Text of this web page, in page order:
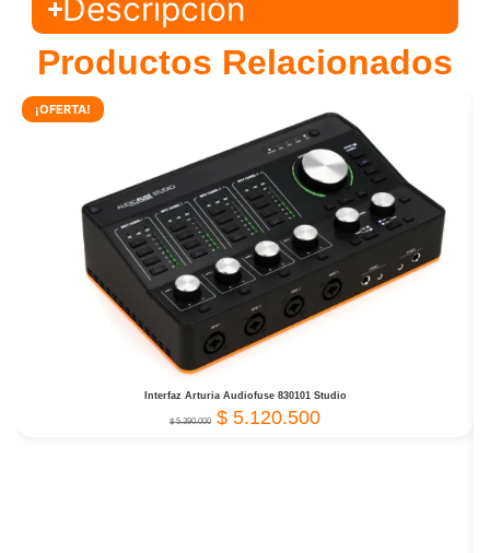
Descripción
Productos Relacionados
¡OFERTA!
Interfaz Arturia Audiofuse 830101 Studio
$5.390.000 $ 5.120.500